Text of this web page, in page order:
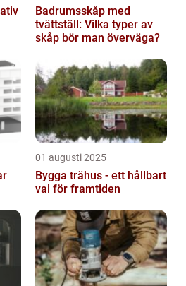
Badrumsskåp med
tvättställ: Vilka typer av
skåp bör man överväga?
01 augusti 2025
Bygga trähus - ett hållbart
val för framtiden